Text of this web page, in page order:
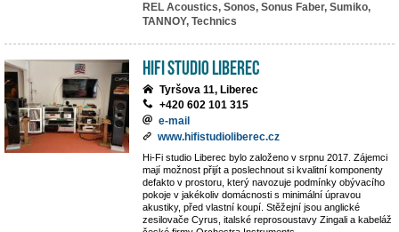
REL Acoustics, Sonos, Sonus Faber, Sumiko,
TANNOY, Technics
HiFi studio Liberec
Tyršova 11, Liberec
+420 602 101 315
e-mail
www.hifistudioliberec.cz
Hi-Fi studio Liberec bylo založeno v srpnu 2017. Zájemci
mají možnost přijít a poslechnout si kvalitní komponenty
defakto v prostoru, který navozuje podmínky obývacího
pokoje v jakékoliv domácnosti s minimální úpravou
akustiky, před vlastní koupí. Stěžejní jsou anglické
zesilovače Cyrus, italské reprosoustavy Zingali a kabeláž